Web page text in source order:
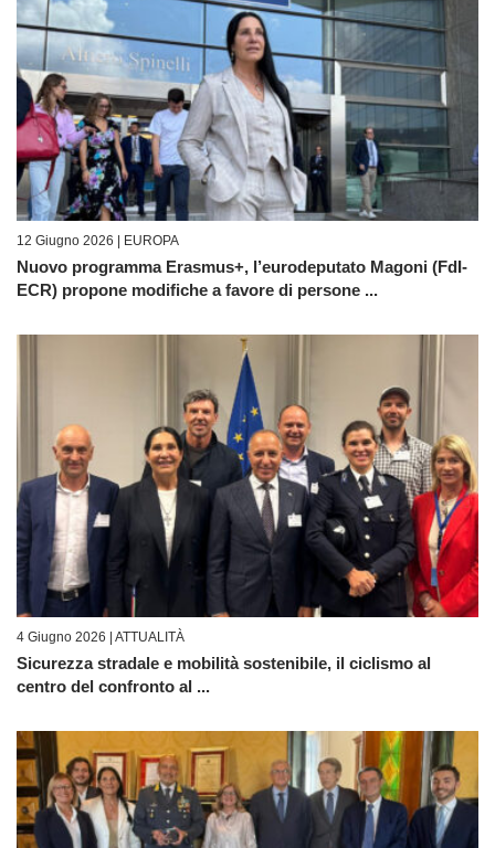
12 Giugno 2026 | EUROPA
Nuovo programma Erasmus+, l’eurodeputato Magoni (FdI-
ECR) propone modifiche a favore di persone ...
4 Giugno 2026 | ATTUALITÀ
Sicurezza stradale e mobilità sostenibile, il ciclismo al
centro del confronto al ...